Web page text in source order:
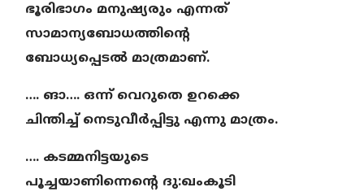
ഭൂരിഭാഗം മനുഷ്യരും എന്നത്
സാമാന്യബോധത്തിന്റെ
ബോധ്യപ്പെടൽ മാത്രമാണ്.
…. ങാ…. ഒന്ന് വെറുതെ ഉറക്കെ
ചിന്തിച്ച് നെടുവീർപ്പിട്ടു എന്നു മാത്രം.
…. കടമ്മനിട്ടയുടെ
പൂച്ചയാണിന്നെന്റെ ദു:ഖംകൂടി